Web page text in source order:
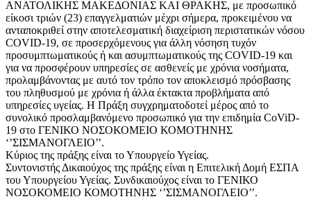
ΑΝΑΤΟΛΙΚΗΣ ΜΑΚΕΔΟΝΙΑΣ ΚΑΙ ΘΡΑΚΗΣ, με προσωπικό
είκοσι τριών (23) επαγγελματιών μέχρι σήμερα, προκειμένου να
ανταποκριθεί στην αποτελεσματική διαχείριση περιστατικών νόσου
COVID-19, σε προσερχόμενους για άλλη νόσηση τυχόν
προσυμπτωματικούς ή και ασυμπτωματικούς της COVID-19 και
για να προσφέρουν υπηρεσίες σε ασθενείς με χρόνια νοσήματα,
προλαμβάνοντας με αυτό τον τρόπο τον αποκλεισμό πρόσβασης
του πληθυσμού με χρόνια ή άλλα έκτακτα προβλήματα από
υπηρεσίες υγείας. Η Πράξη συγχρηματοδοτεί μέρος από το
συνολικό προσλαμβανόμενο προσωπικό για την επιδημία CoViD-
19 στο ΓΕΝΙΚΟ ΝΟΣΟΚΟΜΕΙΟ ΚΟΜΟΤΗΝΗΣ
‘’ΣΙΣΜΑΝΟΓΛΕΙΟ’’.
Κύριος της πράξης είναι το Υπουργείο Υγείας.
Συντονιστής Δικαιούχος της πράξης είναι η Επιτελική Δομή ΕΣΠΑ
του Υπουργείου Υγείας. Συνδικαιούχος είναι το ΓΕΝΙΚΟ
ΝΟΣΟΚΟΜΕΙΟ ΚΟΜΟΤΗΝΗΣ ‘’ΣΙΣΜΑΝΟΓΛΕΙΟ’’.